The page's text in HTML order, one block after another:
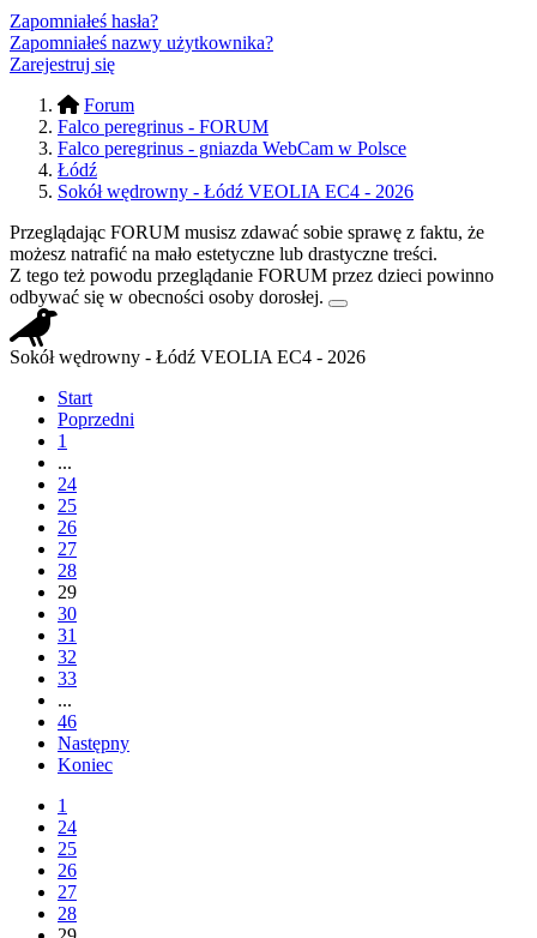
Zapomniałeś hasła?
Zapomniałeś nazwy użytkownika?
Zarejestruj się
Forum
Falco peregrinus - FORUM
Falco peregrinus - gniazda WebCam w Polsce
Łódź
Sokół wędrowny - Łódź VEOLIA EC4 - 2026
Przeglądając FORUM musisz zdawać sobie sprawę z faktu, że
możesz natrafić na mało estetyczne lub drastyczne treści.
Z tego też powodu przeglądanie FORUM przez dzieci powinno
odbywać się w obecności osoby dorosłej.
Sokół wędrowny - Łódź VEOLIA EC4 - 2026
Start
Poprzedni
1
...
24
25
26
27
28
29
30
31
32
33
...
46
Następny
Koniec
1
24
25
26
27
28